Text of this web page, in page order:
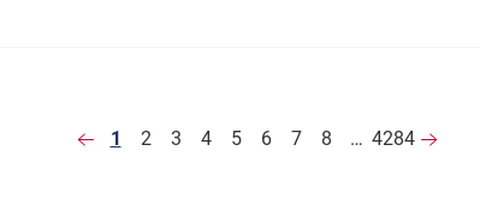
1 2 3 4 5 6 7 8 … 4284